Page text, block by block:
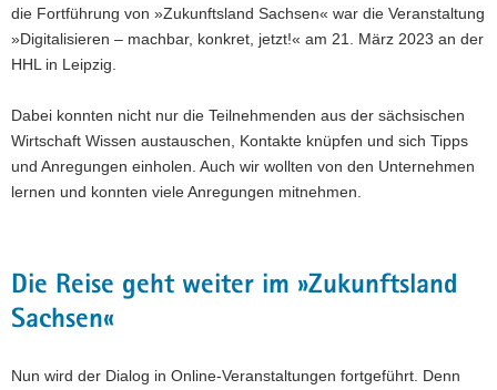
i
o
n
die Fortführung von »Zukunftsland Sachsen« war die Veranstaltung
»Digitalisieren – machbar, konkret, jetzt!« am 21. März 2023 an der
HHL in Leipzig.
Dabei konnten nicht nur die Teilnehmenden aus der sächsischen
Wirtschaft Wissen austauschen, Kontakte knüpfen und sich Tipps
und Anregungen einholen. Auch wir wollten von den Unternehmen
lernen und konnten viele Anregungen mitnehmen.
Die Reise geht weiter im »Zukunftsland
Sachsen«
Nun wird der Dialog in Online-Veranstaltungen fortgeführt. Denn